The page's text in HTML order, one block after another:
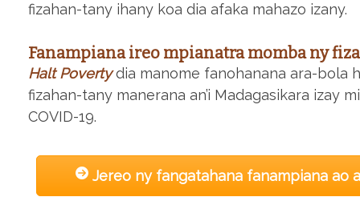
fizahan-tany ihany koa dia afaka mahazo izany.
Fanampiana ireo mpianatra momba ny
Halt Povertydia manome fanohanana ara-bola
fizahan-tany manerana an’i Madagasikara izay
COVID-19.
Jereo ny fangatahana fanampiana ao